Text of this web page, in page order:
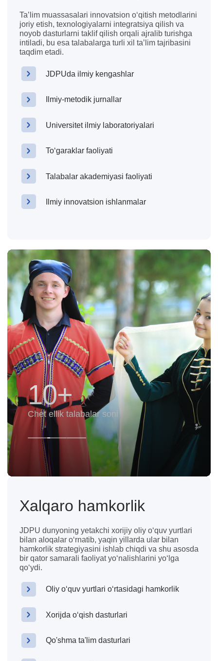
Taʼlim muassasalari innovatsion oʻqitish metodlarini
joriy etish, texnologiyalarni integratsiya qilish va
noyob dasturlarni taklif qilish orqali ajralib turishga
intiladi, bu esa talabalarga turli xil taʼlim tajribasini
taqdim etadi.
JDPUda ilmiy kengashlar
Ilmiy-metodik jurnallar
Universitet ilmiy laboratoriyalari
Toʻgaraklar faoliyati
Talabalar akademiyasi faoliyati
Ilmiy innovatsion ishlanmalar
Xalqaro hamkorlik
JDPU dunyoning yetakchi xorijiy oliy oʻquv yurtlari
bilan aloqalar oʻrnatib, yaqin yillarda ular bilan
hamkorlik strategiyasini ishlab chiqdi va shu asosda
bir qator samarali faoliyat yoʻnalishlarini yoʻlga
qoʻydi.
Oliy oʻquv yurtlari oʻrtasidagi hamkorlik
Xorijda oʻqish dasturlari
Qo'shma ta'lim dasturlari
10+
Chet ellik talabalar soni